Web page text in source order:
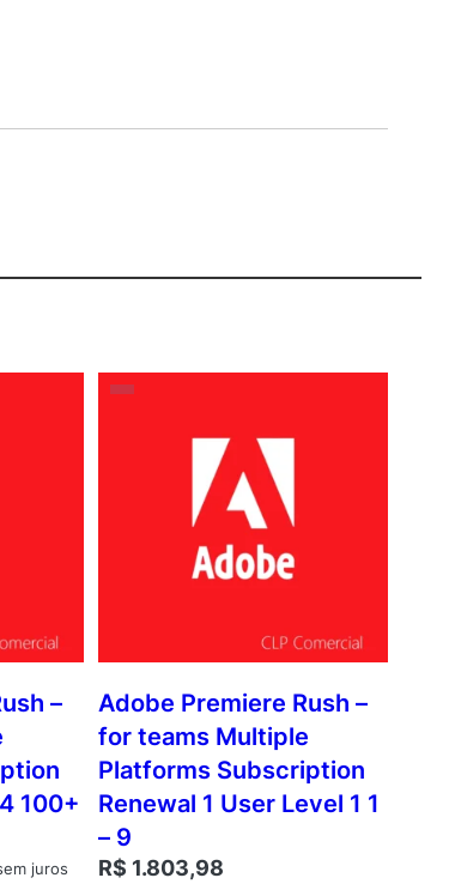
–
100+
juros
Adobe Premiere Rush –
for teams Multiple
Platforms Subscription
Renewal 1 User Level 1 1
– 9
R$ 1.803,98